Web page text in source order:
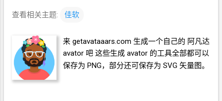
https://www.youtube.com/watch?
https://www.youtube.com/watch?
v=cWRx5ZXAf6M 《军师恋盟》某某某 x 小
婉管乐 https:...
查看相关主题: 佳软
来 getavataaars.com 生成一个自己的 阿凡达
avator 吧 这些生成 avator 的工具全部都可以
保存为 PNG，部分还可保存为 SVG 矢量图。